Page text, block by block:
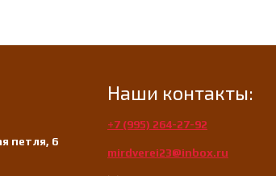
петля, 6
Наши контакты:
+7 (995) 264-27-92
mirdverei23@inbox.ru